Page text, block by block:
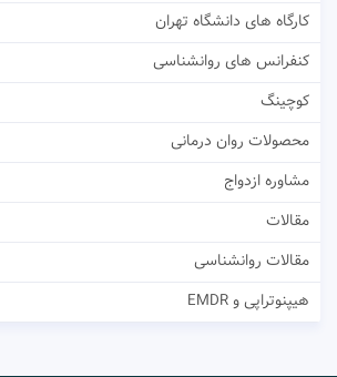
کارگاه های دانشگاه تهران
کنفرانس های روانشناسی
کوچینگ
محصولات روان درمانی
مشاوره ازدواج
مقالات
مقالات روانشناسی
هیپنوتراپی و EMDR